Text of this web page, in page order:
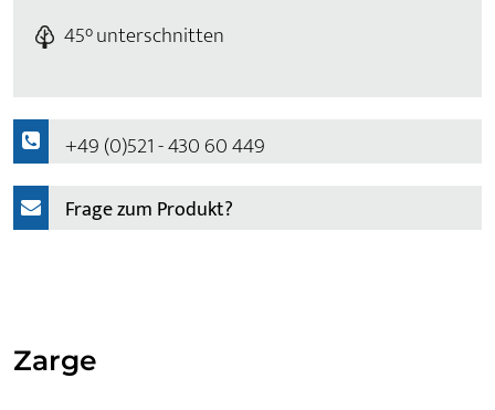
45° unterschnitten
+49 (0)521 - 430 60 449
Frage zum Produkt?
Zarge